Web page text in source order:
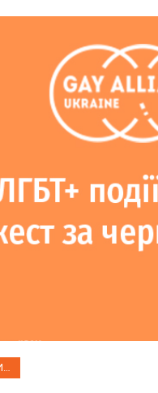
НОВОСТИ ОБ УКРАИНЕ